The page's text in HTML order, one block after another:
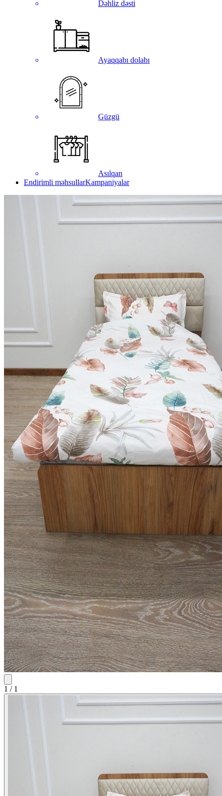
Dəhliz dəsti
Ayaqqabı dolabı
Güzgü
Asılqan
Endirimli məhsullarKampaniyalar
1 / 1